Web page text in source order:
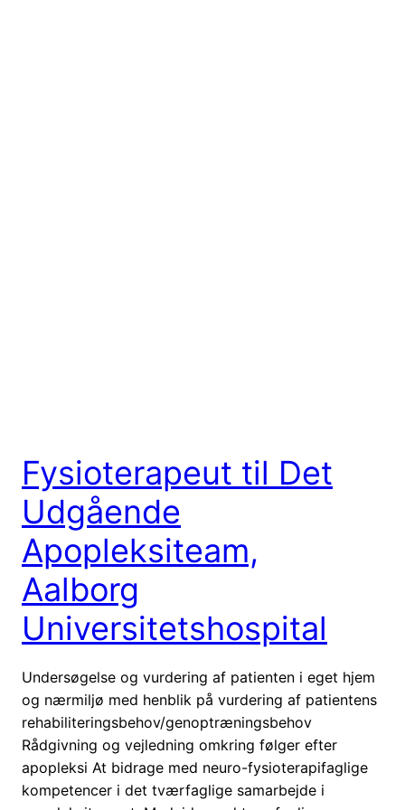
Fysioterapeut til Det
Udgående
Apopleksiteam,
Aalborg
Universitetshospital
Undersøgelse og vurdering af patienten i eget hjem
og nærmiljø med henblik på vurdering af patientens
rehabiliteringsbehov/genoptræningsbehov
Rådgivning og vejledning omkring følger efter
apopleksi At bidrage med neuro-fysioterapifaglige
kompetencer i det tværfaglige samarbejde i